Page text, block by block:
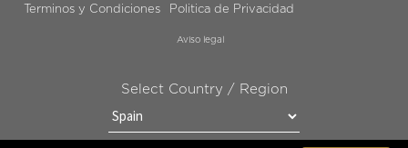
Terminos y Condiciones Politica de Privacidad
Aviso legal
Select Country / Region